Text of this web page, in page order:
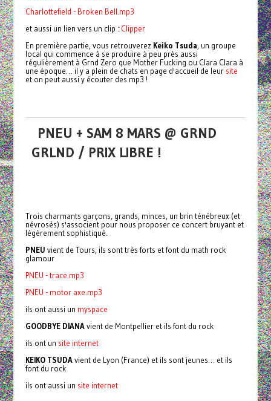
Charlottefield - Broken Bell.mp3
et aussi un lien vers un clip : Clipper
En première partie, vous retrouverez Keiko Tsuda, un groupe
local qui commence à se produire à peu près aussi
régulièrement à Grnd Zero que Mother Fucking ou Clara Clara à
une époque… il y a plein de chats en page d'accueil de leur site
et on peut aussi y écouter des mp3 !
PNEU + SAM 8 MARS @ GRND
GRLND / PRIX LIBRE !
Trois charmants garçons, grands, minces, un brin ténébreux (et
névrosés) s'associent pour nous proposer ce concert bruyant et
légèrement sophistiqué.
PNEU vient de Tours, ils sont très forts et font du math rock
glamour
PNEU - trace.mp3
PNEU - motor axe.mp3
ils ont aussi un myspace
GOODBYE DIANAvient de Montpellier et ils font du rock
ils ont un site internet
KEIKO TSUDAvient de Lyon (France) et ils sont jeunes… et ils
font du rock
ils ont aussi un site internet